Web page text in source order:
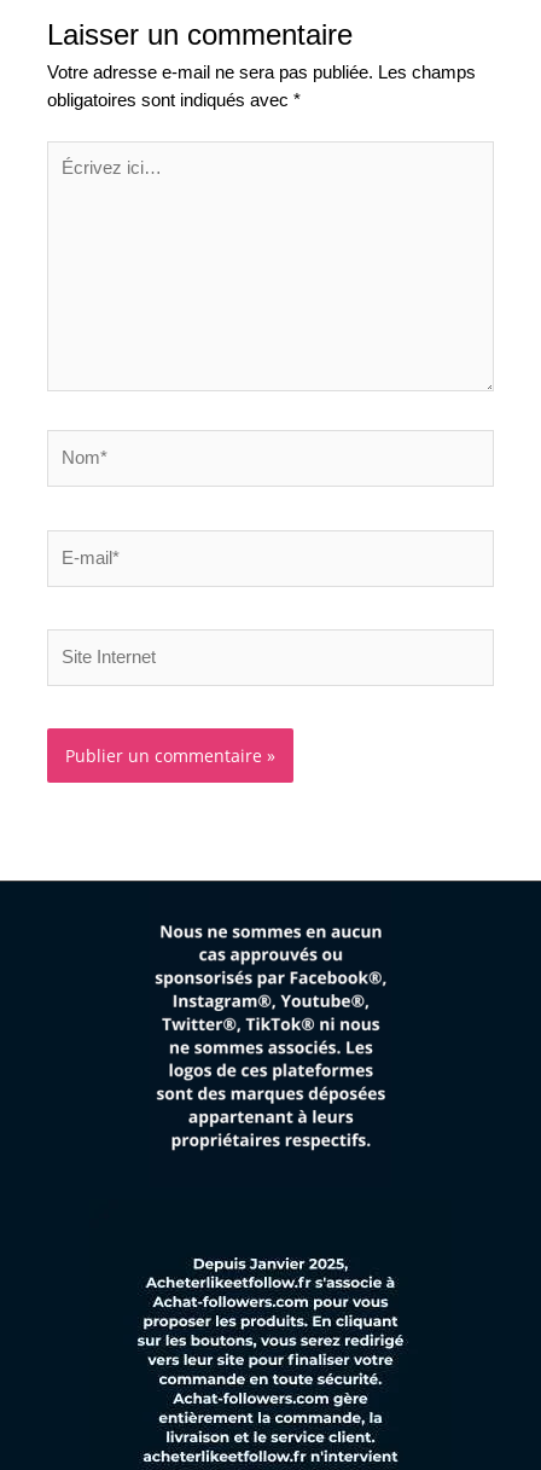
Laisser un commentaire
Votre adresse e-mail ne sera pas publiée. Les champs
obligatoires sont indiqués avec*
Écrivez
ici…
mail*
Internet